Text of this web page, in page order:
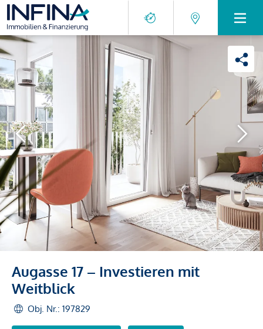
Augasse 17 – Investieren mit
Weitblick
Obj. Nr.: 197829